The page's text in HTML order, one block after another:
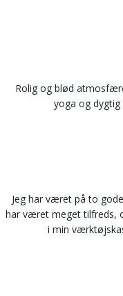
Rolig og blød
yoga og
Jeg har været på to
har været meget tilfreds,
i min